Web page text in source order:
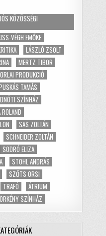
KÖZÖSSÉGI
VÉGH EMŐKE
LÁSZLÓ ZSOLT
MERTZ TIBOR
ORLAI PRODUKCIÓ
TAMÁS
SZÍNHÁZ
SAS ZOLTÁN
SCHNEIDER ZOLTÁN
SODRÓ ELIZA
STOHL ANDRÁS
SZŐTS ORSI
TRAFÓ
ÁTRIUM
ÖRKÉNY SZÍNHÁZ